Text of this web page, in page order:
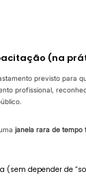
(na
previsto para
profissional,
janela rara de tempo
(sem depender de